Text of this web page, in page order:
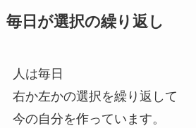
毎日が選択の繰り返し
人は毎日
右か左かの選択を繰り返して
今の自分を作っています。